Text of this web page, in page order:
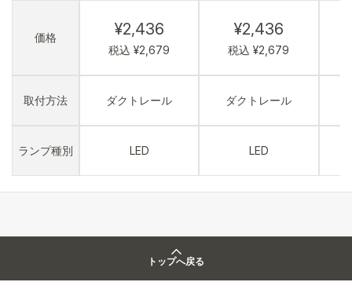
価格
取付方法
ランプ種別
¥2,436
税込 ¥2,679
ダクトレール
LED
¥2,436
税込 ¥2,679
ダクトレール
LED
トップへ戻る